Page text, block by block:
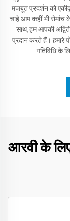
मजबूत प्रदर्शन को
चाहे आप कहीं भी रोमांच
साथ, हम आपकी
प्रदान करते हैं। हमारे
गतिविधि के
आरवी के